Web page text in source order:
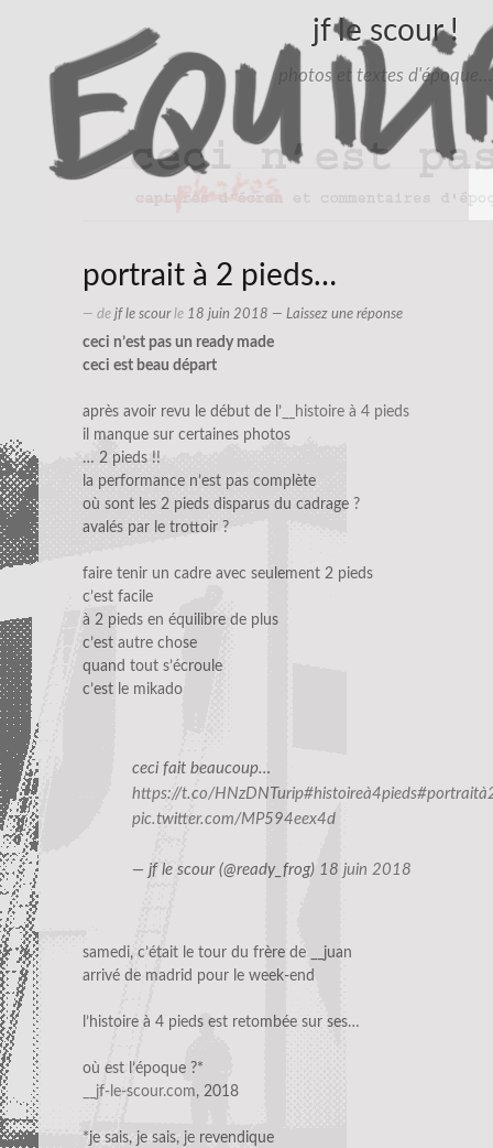
jf le scour !
photos et textes d'époque…
portrait à 2 pieds…
— de jf le scourle 18 juin 2018 — Laissez une réponse
ceci n’est pas un ready made
ceci est beau départ
après avoir revu le début de l’ __histoire à 4 pieds
il manque sur certaines photos
… 2 pieds !!
la performance n’est pas complète
où sont les 2 pieds disparus du cadrage ?
avalés par le trottoir ?
faire tenir un cadre avec seulement 2 pieds
c’est facile
à 2 pieds en équilibre de plus
c’est autre chose
quand tout s’écroule
c’est le mikado
ceci fait beaucoup…
https://t.co/HNzDNTurip#histoireà4pieds
pic.twitter.com/MP594eex4d
— jf le scour (@ready_frog) 18 juin 2018
samedi, c’était le tour du frère de __juan
arrivé de madrid pour le week-end
l’histoire à 4 pieds est retombée sur ses…
où est l’époque ?*
__jf-le-scour.com, 2018
*je sais, je sais, je revendique